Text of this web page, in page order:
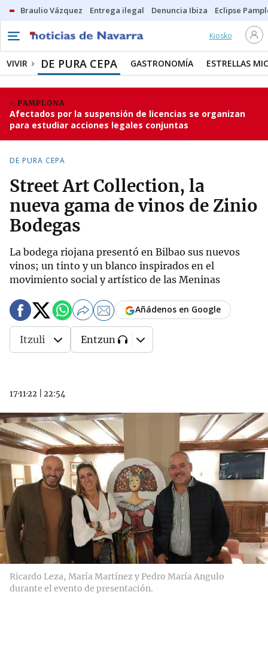
Braulio Vázquez Entrega ilegal Denuncia Ibiza Eclipse
Kiosko
VIVIR DE PURA CEPA GASTRONOMÍA ESTRELLAS
PAMPLONA
Afectados por la suspensión de licencias se organizan
para estudiar acciones legales conjuntas
DE PURA CEPA
Street Art Collection, la
nueva gama de vinos de Zinio
Bodegas
La bodega riojana presentó en Bilbao sus nuevos
vinos; un tinto y un blanco inspirados en el
movimiento social y artístico de las Meninas
17·11·22 22:54
Añádenos en Google
Itzuli Entzun
Ricardo Leza, María Martínez y Pedro María Angulo
durante el evento de presentación.